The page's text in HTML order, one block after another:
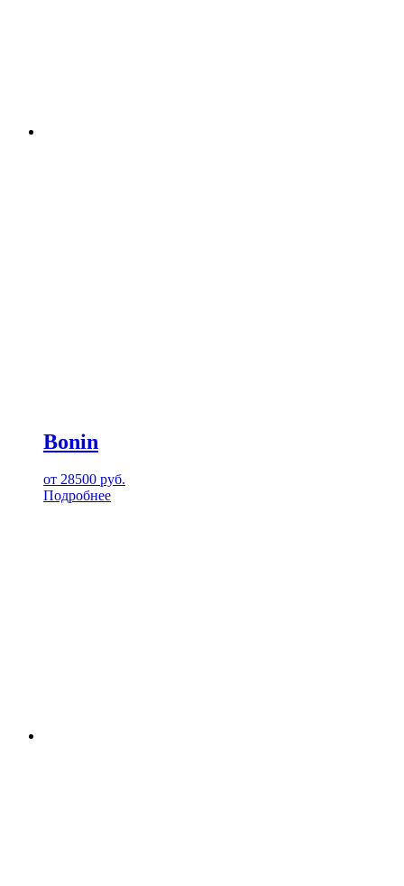
Bonin
от 28500 руб.
Подробнее